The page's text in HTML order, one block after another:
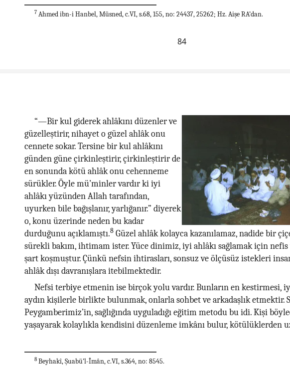
7 Ahmed ibn-i Hanbel, Müsned, c.VI, s.68, 155, no: 24437, 25262; Hz. Aişe RA’dan.
84
“—Bir kul giderek ahlâkını düzenler ve
güzelleştirir, nihayet o güzel ahlâk onu
cennete sokar. Tersine bir kul ahlâkını
günden güne çirkinleştirir, çirkinleştirir de
en sonunda kötü ahlâk onu cehenneme
sürükler. Öyle mü’minler vardır ki iyi
ahlâkı yüzünden Allah tarafından,
uyurken bile bağışlanır, yarlığanır.” diyerek
o, konu üzerinde neden bu kadar
durduğunu açıklamıştı.8 Güzel ahlâk kolayca kazanılamaz, nadide bir
sürekli bakım, ihtimam ister. Yüce dinimiz, iyi ahlâkı sağlamak için
şart koşmuştur. Çünkü nefsin ihtirasları, sonsuz ve ölçüsüz istekleri
ahlâk dışı davranışlara itebilmektedir.
Nefsi terbiye etmenin ise birçok yolu vardır. Bunların en kestirmesi,
aydın kişilerle birlikte bulunmak, onlarla sohbet ve arkadaşlık etmektir.
Peygamberimiz’in, sağlığında uyguladığı eğitim metodu bu idi. Kişi
yaşayarak kolaylıkla kendisini düzenleme imkânı bulur, kötülüklerden
8 Beyhakî, Şuabü’l-Îmân, c.VI, s.364, no: 8545.